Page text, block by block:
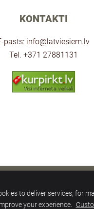
KONTAKTI
pasts: info@latviesiem.lv
Tel. +371 27881131
to deliver services, for
your experience.